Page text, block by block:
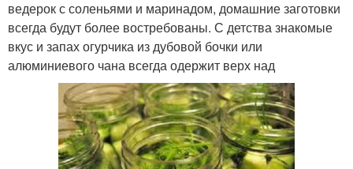
ведерок с соленьями и маринадом, домашние заготовки
всегда будут более востребованы. С детства знакомые
вкус и запах огурчика из дубовой бочки или
алюминиевого чана всегда одержит верх над